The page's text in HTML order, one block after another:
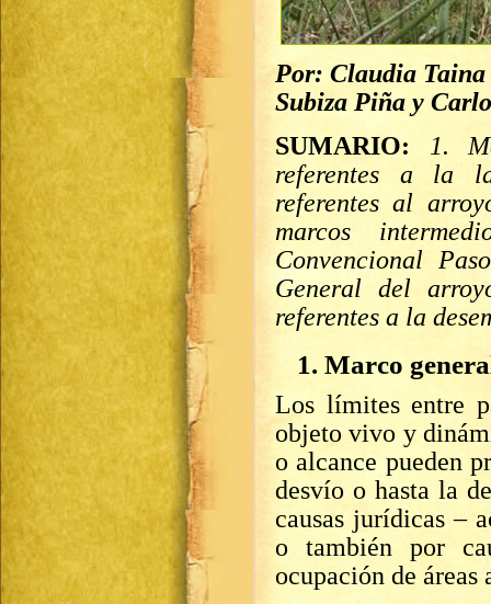
Por: Claudia Taina
Subiza Piña y
SUMARIO:
1.
referentes a la
referentes al
marcos
Convencional
General del
referentes a la
1. Marco
Los límites entre
objeto vivo y
o alcance pueden
desvío o hasta la
causas jurídicas –
o también por
ocupación de áreas